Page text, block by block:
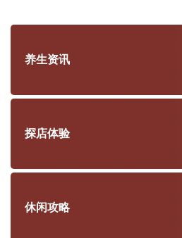
养生资讯
探店体验
休闲攻略